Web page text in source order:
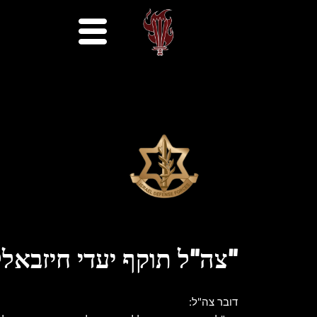
"צה"ל תוקף יעדי
דובר צה"ל: